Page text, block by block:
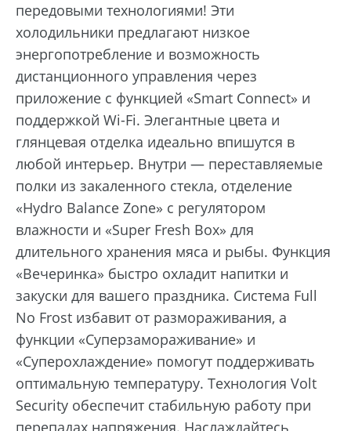
передовыми технологиями! Эти
холодильники предлагают низкое
энергопотребление и возможность
дистанционного управления через
приложение с функцией «Smart Connect» и
поддержкой Wi-Fi. Элегантные цвета и
глянцевая отделка идеально впишутся в
любой интерьер. Внутри — переставляемые
полки из закаленного стекла, отделение
«Hydro Balance Zone» с регулятором
влажности и «Super Fresh Box» для
длительного хранения мяса и рыбы. Функция
«Вечеринка» быстро охладит напитки и
закуски для вашего праздника. Система Full
No Frost избавит от размораживания, а
функции «Суперзамораживание» и
«Суперохлаждение» помогут поддерживать
оптимальную температуру. Технология Volt
Security обеспечит стабильную работу при
перепадах напряжения. Наслаждайтесь